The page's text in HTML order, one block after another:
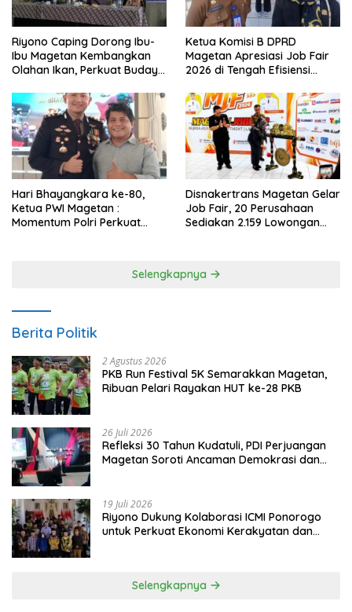
Riyono Caping Dorong Ibu-
Ibu Magetan Kembangkan
Olahan Ikan, Perkuat Budaya
Ketua Komisi B DPRD
Magetan Apresiasi Job Fair
2026 di Tengah Efisiensi
Hari Bhayangkara ke-80,
Ketua PWI Magetan :
Momentum Polri Perkuat
Disnakertrans Magetan Gelar
Job Fair, 20 Perusahaan
Sediakan 2.159 Lowongan
Selengkapnya
Berita Politik
2 Agustus 2026
PKB Run Festival 5K Semarakkan Magetan,
Ribuan Pelari Rayakan HUT ke-28 PKB
26 Juli 2026
Refleksi 30 Tahun Kudatuli, PDI Perjuangan
Magetan Soroti Ancaman Demokrasi dan
19 Juli 2026
Riyono Dukung Kolaborasi ICMI Ponorogo
untuk Perkuat Ekonomi Kerakyatan dan
Selengkapnya